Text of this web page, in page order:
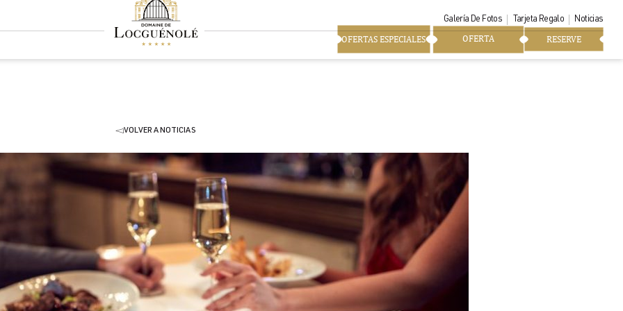
Galería De Fotos Tarjeta Regalo Noticias
RESERVE
OFERTA
OFERTAS ESPECIALES
VOLVER A NOTICIAS